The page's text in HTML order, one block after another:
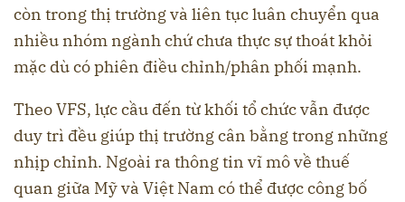
còn trong thị trường và liên tục luân chuyển qua
nhiều nhóm ngành chứ chưa thực sự thoát khỏi
mặc dù có phiên điều chỉnh/phân phối mạnh.
Theo VFS, lực cầu đến từ khối tổ chức vẫn được
duy trì đều giúp thị trường cân bằng trong những
nhịp chỉnh. Ngoài ra thông tin vĩ mô về thuế
quan giữa Mỹ và Việt Nam có thể được công bố